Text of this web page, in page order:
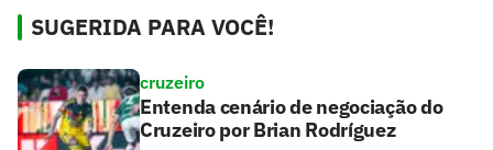
SUGERIDA PARA VOCÊ!
cruzeiro
Entenda cenário de negociação do
Cruzeiro por Brian Rodríguez